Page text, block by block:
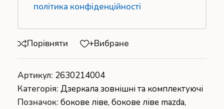
політика конфіденційності
Порівняти +Вибране
Артикул: 2630214004
Категорія: Дзеркала зовнішні та комплектуючі
Позначок: бокове ліве, бокове ліве mazda,